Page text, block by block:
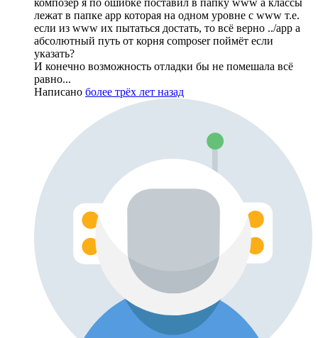
композер я по ошибке поставил в папку www а классы
лежат в папке app которая на одном уровне с www т.е.
если из www их пытаться достать, то всё верно ../app а
абсолютный путь от корня composer поймёт если
указать?
И конечно возможность отладки бы не помешала всё
равно...
Написано более трёх лет назад